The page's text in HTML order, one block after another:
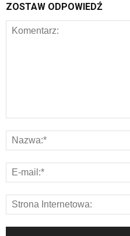
ZOSTAW ODPOWIEDŹ